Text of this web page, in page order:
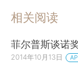
相关阅读
菲尔普斯谈诺
2014年10月13日